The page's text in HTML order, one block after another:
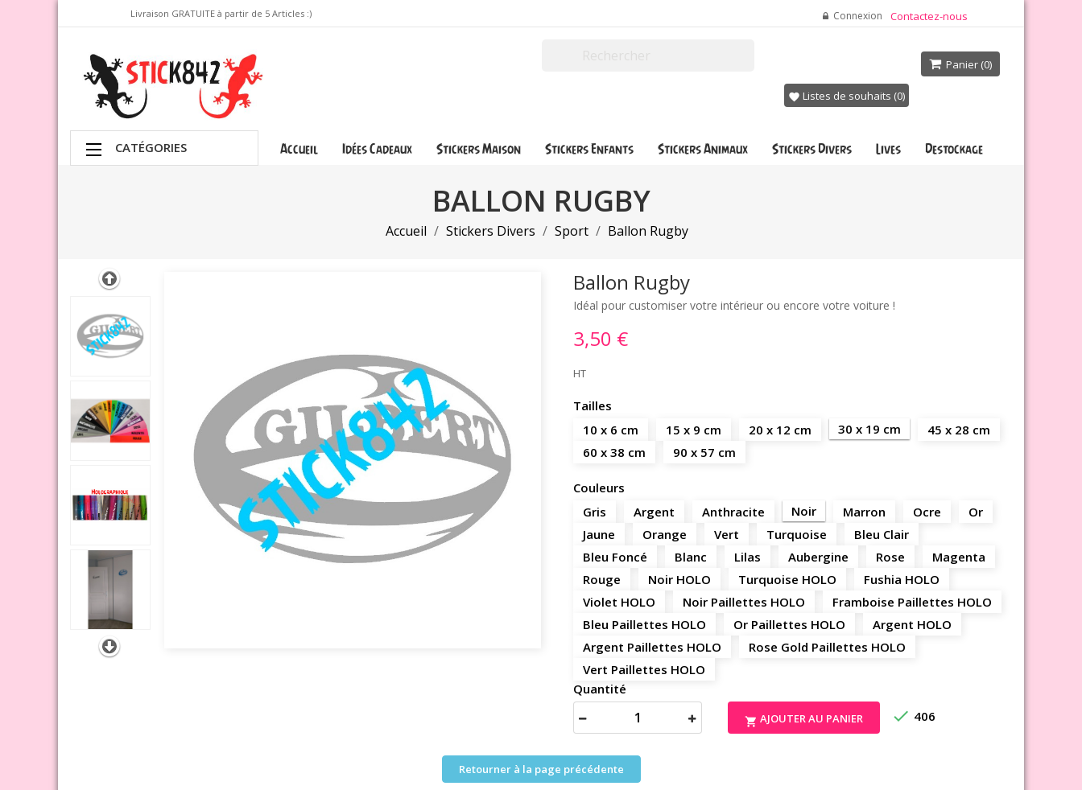
Livraison GRATUITE à partir de 5 Articles :) Connexion Contactez-nous
Panier (0)
favorite Listes de souhaits (0)
Accueil Idées Cadeaux Stickers Maison Stickers Enfants Stickers Animaux Stickers Divers Lives Destockage
CATÉGORIES
BALLON RUGBY
Accueil Stickers Divers Sport Ballon Rugby
Ballon Rugby
Idéal pour customiser votre intérieur ou encore votre voiture !
3,50 €
HT
Tailles
10 x 6 cm
15 x 9 cm 20 x 12 cm 30 x 19 cm
45 x 28 cm
60 x 38 cm
90 x 57 cm
Couleurs
Gris
Argent Anthracite Noir Marron Ocre
Or
Jaune
Orange Vert Turquoise
Bleu Clair
Bleu Foncé
Blanc Lilas Aubergine Rose
Magenta
Rouge
Noir HOLO Turquoise HOLO
Fushia HOLO
Violet HOLO
Noir Paillettes HOLO
Framboise Paillettes HOLO
Bleu Paillettes HOLO
Or Paillettes HOLO
Argent HOLO
Argent Paillettes HOLO
Rose Gold Paillettes HOLO
Vert Paillettes HOLO
Quantité
 AJOUTER AU PANIER  406
Retourner à la page précédente